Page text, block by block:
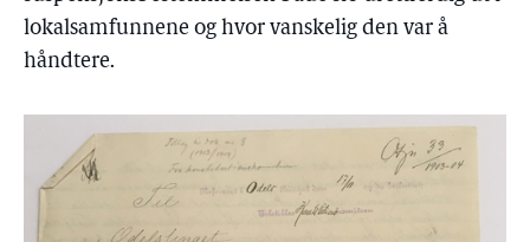
lokalsamfunnene og hvor vanskelig den var å
håndtere.